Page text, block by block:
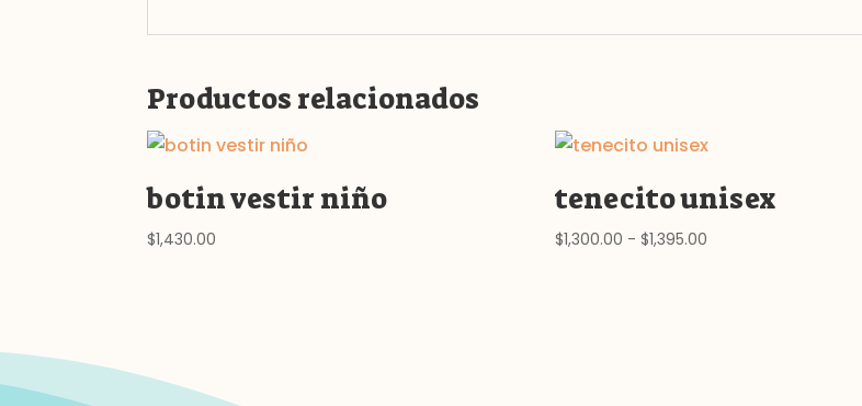
Productos relacionados
botin vestir niño
$1,430.00
tenecito unisex
$1,300.00 - $1,395.00Rango